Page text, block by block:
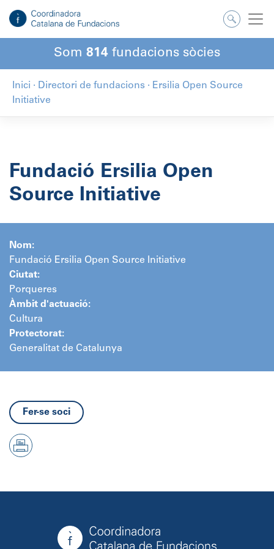
contingut
Som 814 fundacions sòcies
Inici · Directori de fundacions · Ersilia Open Source
Initiative
Fundació Ersilia Open
Source Initiative
Nom:
Fundació Ersilia Open Source Initiative
Ciutat:
Porqueres
Àmbit d'actuació:
Cultura
Protectorat:
Generalitat de Catalunya
Fer-se soci